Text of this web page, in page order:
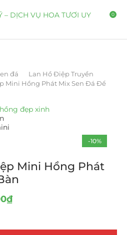
0
đá
Lan Hồ Điệp Truyền
Mini Hồng Phát Mix Sen Đá Để
-10%
Mini Hồng Phát
₫